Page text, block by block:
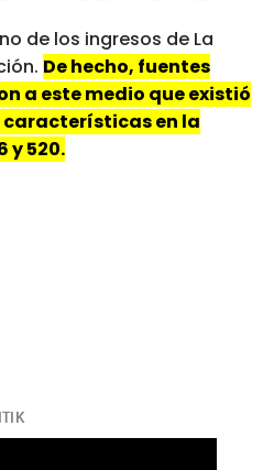
de los ingresos de La
De hecho, fuentes
a este medio que existió
características en la
y 520.